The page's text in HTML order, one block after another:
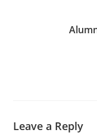
Leave a Reply